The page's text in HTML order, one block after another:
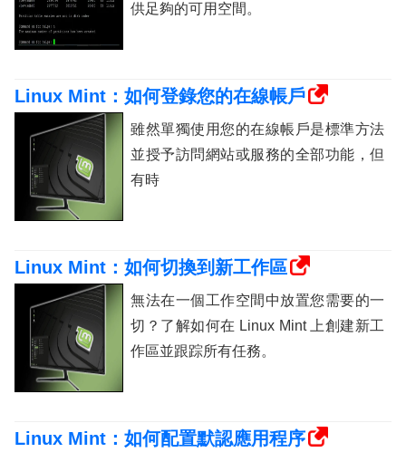
供足夠的可用空間。
Linux Mint：如何登錄您的在線帳戶
雖然單獨使用您的在線帳戶是標準方法
並授予訪問網站或服務的全部功能，但
有時
Linux Mint：如何切換到新工作區
無法在一個工作空間中放置您需要的一
切？了解如何在 Linux Mint 上創建新工
作區並跟踪所有任務。
Linux Mint：如何配置默認應用程序